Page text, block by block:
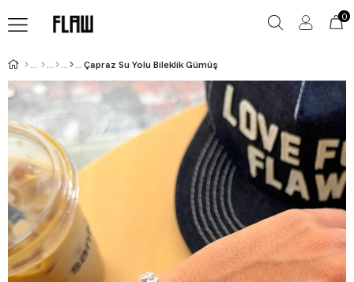
0
Çapraz Su Yolu Bileklik Gümüş